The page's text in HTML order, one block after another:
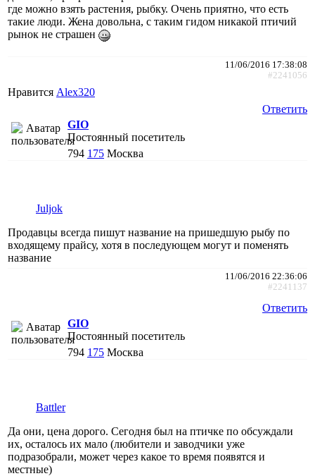
где можно взять растения, рыбку. Очень приятно, что есть
такие люди. Жена довольна, с таким гидом никакой птичий
рынок не страшен
11/06/2016 17:38:08
#2241056
Нравится Alex320
Ответить
GIO
Постоянный посетитель
794 175 Москва
Juljok
Продавцы всегда пишут название на пришедшую рыбу по
входящему прайсу, хотя в последующем могут и поменять
название
11/06/2016 22:36:06
#2241137
Ответить
GIO
Постоянный посетитель
794 175 Москва
Battler
Да они, цена дорого. Сегодня был на птичке по обсуждали
их, осталось их мало (любители и заводчики уже
подразобрали, может через какое то время появятся и
местные)